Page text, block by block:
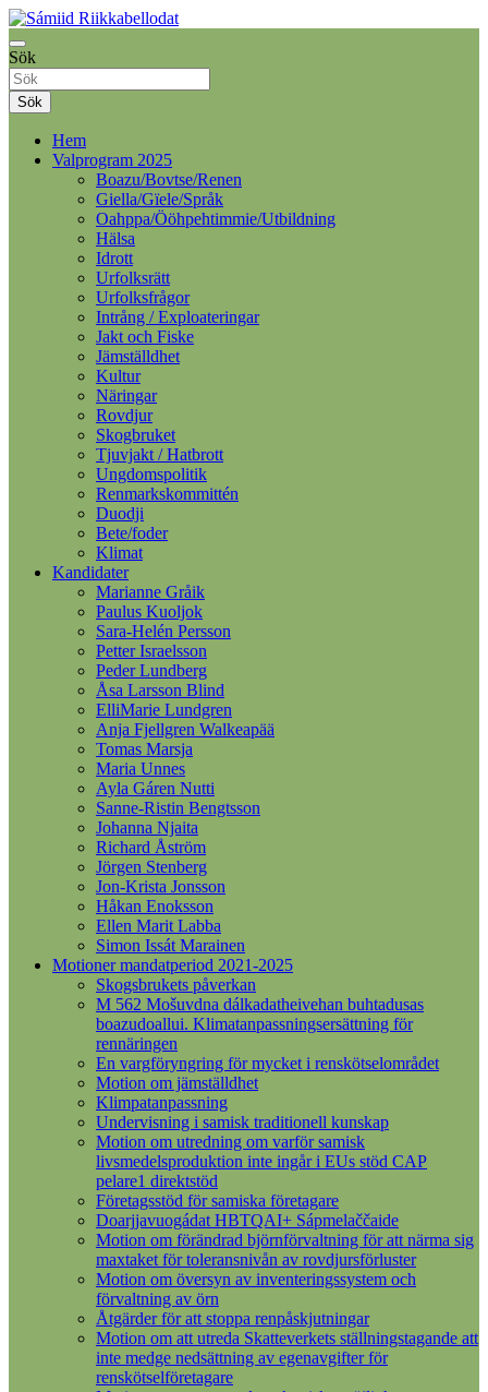
Sámiid Riikkabellodat
Samelandspartiet
Sök
Sök
Hem
Valprogram 2025
Boazu/Bovtse/Renen
Giella/Gïele/Språk
Oahppa/Ööhpehtimmie/Utbildning
Hälsa
Idrott
Urfolksrätt
Urfolksfrågor
Intrång / Exploateringar
Jakt och Fiske
Jämställdhet
Kultur
Näringar
Rovdjur
Skogbruket
Tjuvjakt / Hatbrott
Ungdomspolitik
Renmarkskommittén
Duodji
Bete/foder
Klimat
Kandidater
Marianne Gråik
Paulus Kuoljok
Sara-Helén Persson
Petter Israelsson
Peder Lundberg
Åsa Larsson Blind
ElliMarie Lundgren
Anja Fjellgren Walkeapää
Tomas Marsja
Maria Unnes
Ayla Gáren Nutti
Sanne-Ristin Bengtsson
Johanna Njaita
Richard Åström
Jörgen Stenberg
Jon-Krista Jonsson
Håkan Enoksson
Ellen Marit Labba
Simon Issát Marainen
Motioner mandatperiod 2021-2025
Skogsbrukets påverkan
M 562 Mošuvdna dálkadatheivehan buhtadusas
boazudoallui. Klimatanpassningsersättning för
rennäringen
En vargföryngring för mycket i renskötselområdet
Motion om jämställdhet
Klimpatanpassning
Undervisning i samisk traditionell kunskap
Motion om utredning om varför samisk
livsmedelsproduktion inte ingår i EUs stöd CAP
pelare1 direktstöd
Företagsstöd för samiska företagare
Doarjjavuogádat HBTQAI+ Sápmelaččaide
Motion om förändrad björnförvaltning för att närma sig
maxtaket för toleransnivån av rovdjursförluster
Motion om översyn av inventeringssystem och
förvaltning av örn
Åtgärder för att stoppa renpåskjutningar
Motion om att utreda Skatteverkets ställningstagande att
inte medge nedsättning av egenavgifter för
renskötselföretagare